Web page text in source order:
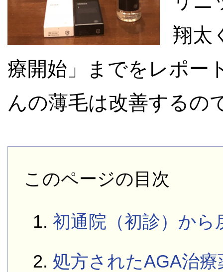
翔太
療開始」までをレポー
んの薄毛は改善するの
このページの目次
初通院（初診）か
処方されたAGA治療